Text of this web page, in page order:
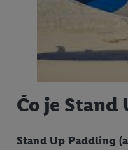
Čo je
Stand Up Paddling